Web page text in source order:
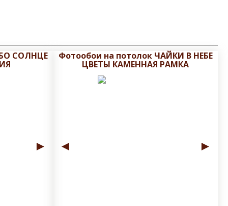
СОЛНЦЕ
►
Фотообои на потолок ЧАЙКИ В НЕБЕ
ЦВЕТЫ КАМЕННАЯ РАМКА
◄ ►